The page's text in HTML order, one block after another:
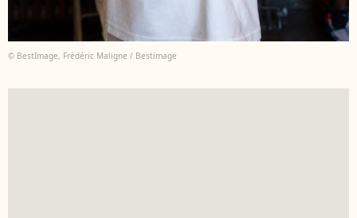
© BestImage, Frédéric Maligne / Bestimage